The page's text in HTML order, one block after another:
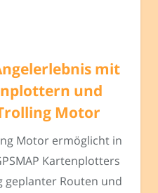
mit
und
Motor
Motor ermöglicht in
Kartenplotters
geplanter Routen und